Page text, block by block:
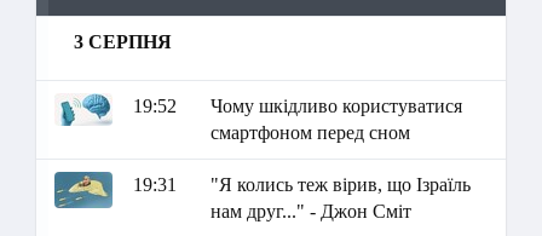
3 СЕРПНЯ
19:52
Чому шкідливо користуватися
смартфоном перед сном
19:31
"Я колись теж вірив, що Ізраїль
нам друг..." - Джон Сміт